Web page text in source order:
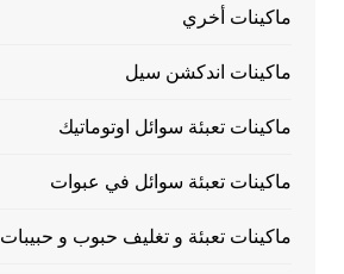
ماكينات أخري
ماكينات اندكشن سيل
ماكينات تعبئة سوائل اوتوماتيك
ماكينات تعبئة سوائل في عبوات
ماكينات تعبئة و تغليف حبوب و حبيبات